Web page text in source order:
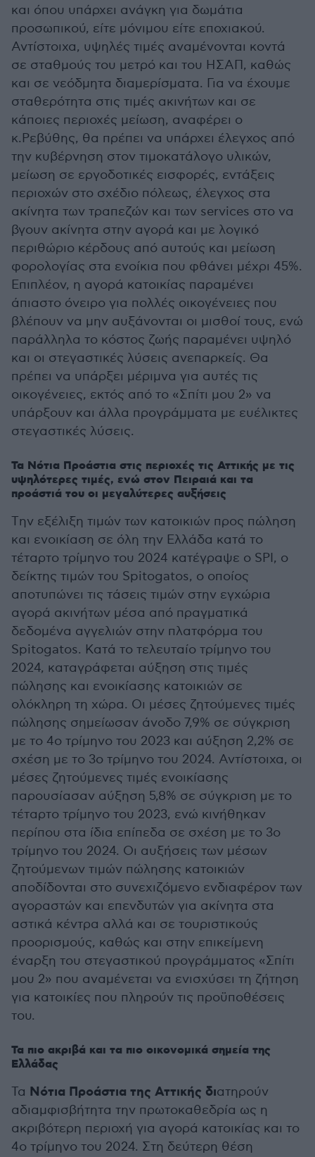
και όπου υπάρχει ανάγκη για δωμάτια
προσωπικού, είτε μόνιμου είτε εποχιακού.
Αντίστοιχα, υψηλές τιμές αναμένονται κοντά
σε σταθμούς του μετρό και του ΗΣΑΠ, καθώς
και σε νεόδμητα διαμερίσματα. Για να έχουμε
σταθερότητα στις τιμές ακινήτων και σε
κάποιες περιοχές μείωση, αναφέρει ο
κ.Ρεβύθης, θα πρέπει να υπάρχει έλεγχος από
την κυβέρνηση στον τιμοκατάλογο υλικών,
μείωση σε εργοδοτικές εισφορές, εντάξεις
περιοχών στο σχέδιο πόλεως, έλεγχος στα
ακίνητα των τραπεζών και των services στο να
βγουν ακίνητα στην αγορά και με λογικό
περιθώριο κέρδους από αυτούς και μείωση
φορολογίας στα ενοίκια που φθάνει μέχρι 45%.
Επιπλέον, η αγορά κατοικίας παραμένει
άπιαστο όνειρο για πολλές οικογένειες που
βλέπουν να μην αυξάνονται οι μισθοί τους, ενώ
παράλληλα το κόστος ζωής παραμένει υψηλό
και οι στεγαστικές λύσεις ανεπαρκείς. Θα
πρέπει να υπάρξει μέριμνα για αυτές τις
οικογένειες, εκτός από το «Σπίτι μου 2» να
υπάρξουν και άλλα προγράμματα με ευέλικτες
στεγαστικές λύσεις.
Τα Νότια Προάστια στις περιοχές τις Αττικής με τις
υψηλότερες τιμές, ενώ στον Πειραιά και τα
προάστιά του οι μεγαλύτερες αυξήσεις
Tην εξέλιξη τιμών των κατοικιών προς πώληση
και ενοικίαση σε όλη την Ελλάδα κατά το
τέταρτο τρίμηνο του 2024 κατέγραψε ο SPI, ο
δείκτης τιμών του Spitogatos, ο οποίος
αποτυπώνει τις τάσεις τιμών στην εγχώρια
αγορά ακινήτων μέσα από πραγματικά
δεδομένα αγγελιών στην πλατφόρμα του
Spitogatos. Κατά το τελευταίο τρίμηνο του
2024, καταγράφεται αύξηση στις τιμές
πώλησης και ενοικίασης κατοικιών σε
ολόκληρη τη χώρα. Οι μέσες ζητούμενες τιμές
πώλησης σημείωσαν άνοδο 7,9% σε σύγκριση
με το 4ο τρίμηνο του 2023 και αύξηση 2,2% σε
σχέση με το 3ο τρίμηνο του 2024. Αντίστοιχα, οι
μέσες ζητούμενες τιμές ενοικίασης
παρουσίασαν αύξηση 5,8% σε σύγκριση με το
τέταρτο τρίμηνο του 2023, ενώ κινήθηκαν
περίπου στα ίδια επίπεδα σε σχέση με το 3ο
τρίμηνο του 2024. Οι αυξήσεις των μέσων
ζητούμενων τιμών πώλησης κατοικιών
αποδίδονται στο συνεχιζόμενο ενδιαφέρον των
αγοραστών και επενδυτών για ακίνητα στα
αστικά κέντρα αλλά και σε τουριστικούς
προορισμούς, καθώς και στην επικείμενη
έναρξη του στεγαστικού προγράμματος «Σπίτι
μου 2» που αναμένεται να ενισχύσει τη ζήτηση
για κατοικίες που πληρούν τις προϋποθέσεις
του.
Τα πιο ακριβά και τα πιο οικονομικά σημεία της
Ελλάδας
Τα Νότια Προάστια της Αττικής διατηρούν
αδιαμφισβήτητα την πρωτοκαθεδρία ως η
ακριβότερη περιοχή για αγορά κατοικίας και το
4ο τρίμηνο του 2024. Στη δεύτερη θέση